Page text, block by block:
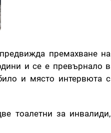
премахване на
и се е превърнало в
и място интервюта с
тоалетни за инвалиди,